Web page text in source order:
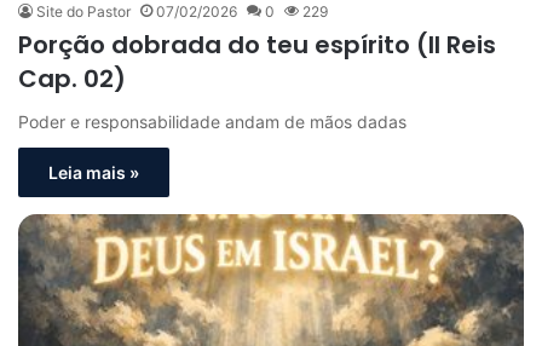
Site do Pastor 07/02/2026 0 229
Porção dobrada do teu espírito (II Reis
Cap. 02)
Poder e responsabilidade andam de mãos dadas
Leia mais »